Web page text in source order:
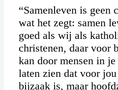
“Samenleven is geen
wat het zegt: samen
goed als wij als
christenen, daar voor
kan door mensen in
laten zien dat voor
bijzaak is, maar